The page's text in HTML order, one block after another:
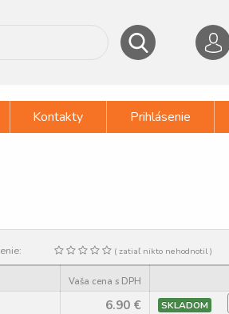
Kontakty Prihlásenie
( zatiaľ nikto nehodnotil )
Vaša cena s DPH
6.90 € SKLADOM